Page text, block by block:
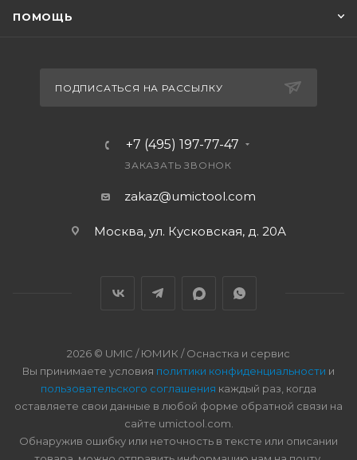
ПОМОЩЬ
ПОДПИСАТЬСЯ НА РАССЫЛКУ
+7 (495) 197-77-47
ЗАКАЗАТЬ ЗВОНОК
zakaz@umictool.com
Москва, ул. Кусковская, д. 20А
2026 © UMIC / ЮМИК / Оснастка и сервис
Вы принимаете условия политики конфиденциальности и
пользовательского соглашения каждый раз, когда
оставляете свои данные в любой форме обратной связи на
сайте umictool.com.
Обнаружив ошибку или неточность в тексте или описании